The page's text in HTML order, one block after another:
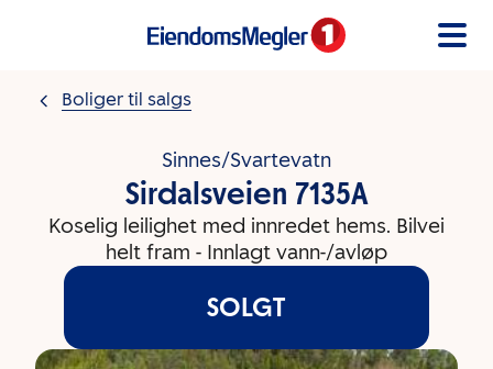
Boliger til salgs
Sinnes/Svartevatn
Sirdalsveien 7135A
Koselig leilighet med innredet hems. Bilvei
helt fram - Innlagt vann-/avløp
SOLGT